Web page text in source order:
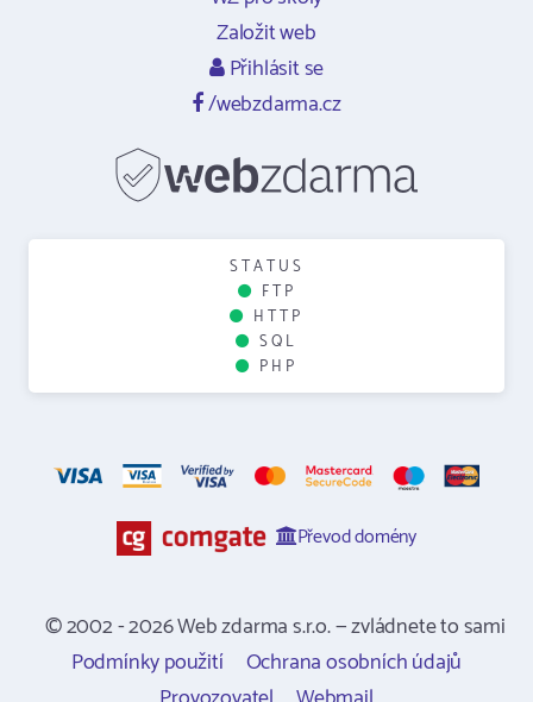
Založit web
Přihlásit se
/webzdarma.cz
STATUS
FTP
HTTP
SQL
PHP
Převod domény
© 2002 - 2026 Web zdarma s.r.o. — zvládnete to sami
Podmínky použití
Ochrana osobních údajů